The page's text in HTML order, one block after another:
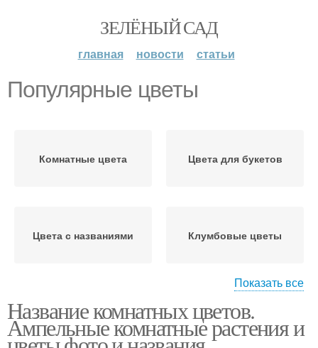
ЗЕЛЁНЫЙ САД
главная новости статьи
Популярные цветы
Комнатные цвета Цвета для букетов
Цвета с названиями Клумбовые цветы
Низкорослые цвета Экзотические цветы
Показать все
Название комнатных цветов.
Ампельные комнатные растения и